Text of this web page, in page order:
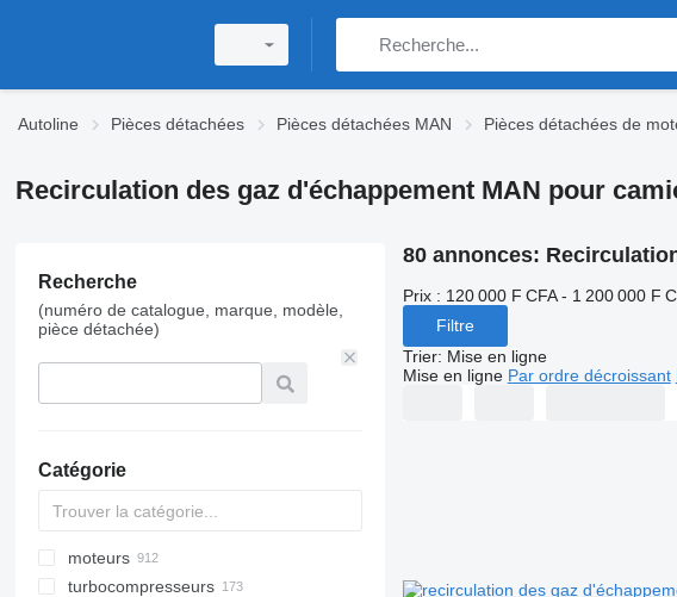
Autoline Pièces détachées Pièces détachées MAN Pièces détachées de
Recirculation des gaz d'échappement MAN pour
Recherche
(numéro de catalogue, marque, modèle,
pièce détachée)
Catégorie
moteurs
turbocompresseurs
80 annonces:
Prix : 120 000 F CFA - 1 200 000 F
Filtre
Trier: Mise en ligne
Mise en ligne Par ordre décroissant